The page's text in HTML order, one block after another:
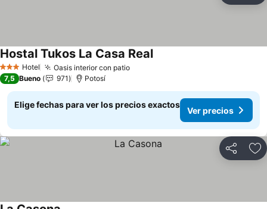
3 Estrellas
Hotel Oasis interior con patio
Hostal Tukos La Casa Real
7,5 Bueno 971 Potosí
Elige fechas para ver los precios exactos
Ver precios
Compartir